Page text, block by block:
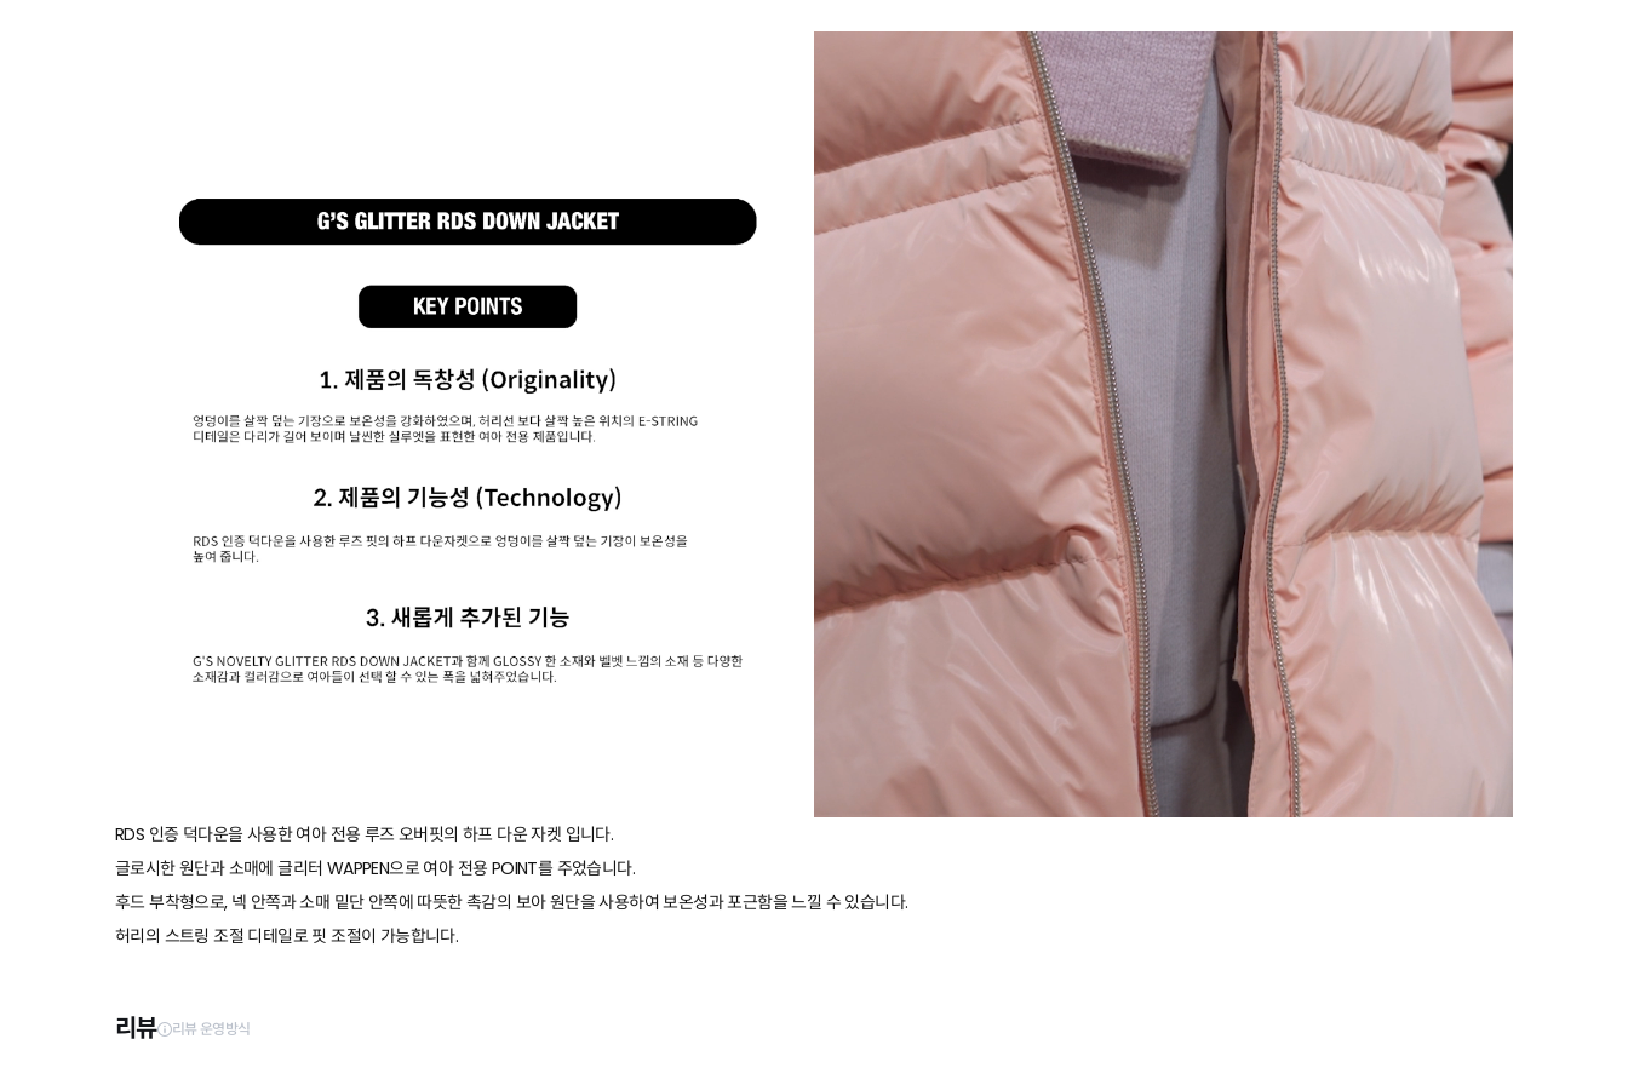
RDS 인증 덕다운을 사용한 여아 전용 루즈 오버핏의 하프 다운 자켓 입니다.
글로시한 원단과 소매에 글리터 WAPPEN으로 여아 전용 POINT를 주었습니다.
후드 부착형으로, 넥 안쪽과 소매 밑단 안쪽에 따뜻한 촉감의 보아 원단을 사용하여 보온성과 포근함을 느낄 수 있습니다.
허리의 스트링 조절 디테일로 핏 조절이 가능합니다.